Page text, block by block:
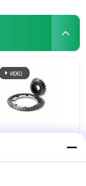
Gliedgetriebe
Antrieb